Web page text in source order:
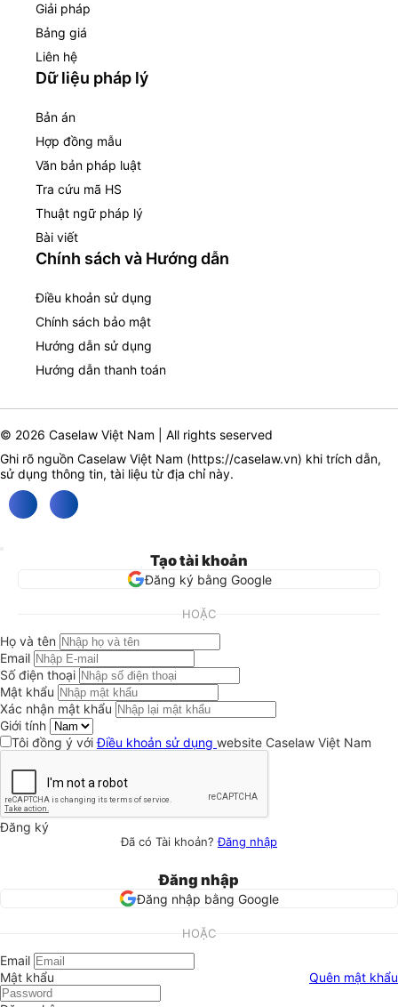
Giải pháp
Bảng giá
Liên hệ
Dữ liệu pháp lý
Bản án
Hợp đồng mẫu
Văn bản pháp luật
Tra cứu mã HS
Thuật ngữ pháp lý
Bài viết
Chính sách và Hướng dẫn
Điều khoản sử dụng
Chính sách bảo mật
Hướng dẫn sử dụng
Hướng dẫn thanh toán
© 2026 Caselaw Việt Nam | All rights seserved
Ghi rõ nguồn Caselaw Việt Nam (https://caselaw.vn) khi trích dẫn,
sử dụng thông tin, tài liệu từ địa chỉ này.
Tạo tài khoản
Đăng ký bằng Google
HOẶC
Họ và tên
Email
Số điện thoại
Mật khẩu
Xác nhận mật khẩu
Giới tính
Tôi đồng ý vớiĐiều khoản sử dụng website Caselaw Việt Nam
Đăng ký
Đã có Tài khoản?Đăng nhập
Đăng nhập
Đăng nhập bằng Google
HOẶC
Email
Mật khẩu
Quên mật khẩu